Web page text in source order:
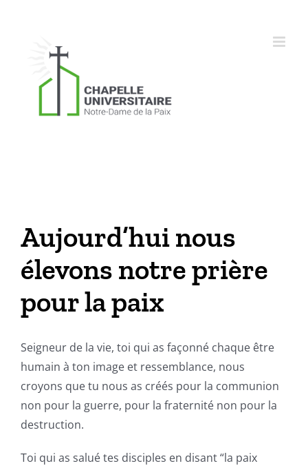
Aujourd’hui nous
élevons notre prière
pour la paix
Seigneur de la vie, toi qui as façonné chaque être
humain à ton image et ressemblance, nous
croyons que tu nous as créés pour la communion
non pour la guerre, pour la fraternité non pour la
destruction.
Toi qui as salué tes disciples en disant “la paix